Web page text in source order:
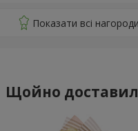
Щойно